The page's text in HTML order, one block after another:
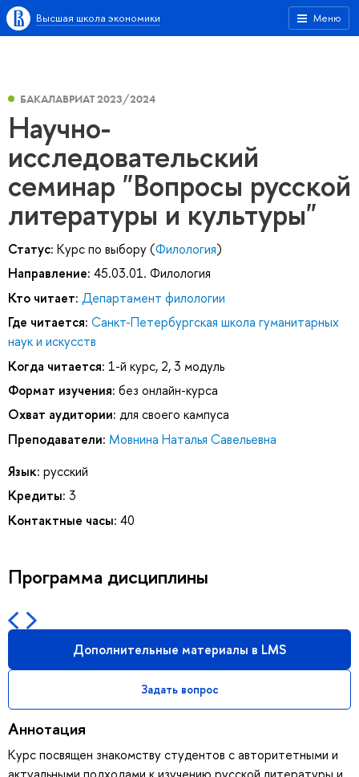
Меню
Высшая школа экономики
БАКАЛАВРИАТ 2023/2024
Научно-
исследовательский
семинар "Вопросы русской
литературы и культуры"
Статус: Курс по выбору (Филология)
Направление: 45.03.01. Филология
Кто читает: Департамент филологии
Где читается: Санкт-Петербургская школа гуманитарных
наук и искусств
Когда читается: 1-й курс, 2, 3 модуль
Формат изучения: без онлайн-курса
Охват аудитории: для своего кампуса
Преподаватели: Мовнина Наталья Савельевна
Язык: русский
Кредиты: 3
Контактные часы: 40
Программа дисциплины
Дополнительные материалы в LMS
Задать вопрос
Аннотация
Курс посвящен знакомству студентов с авторитетными и